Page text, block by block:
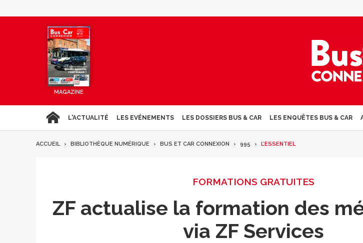
MAGAZINE
L'ACTUALITÉ LES EVÉNEMENTS LES DOSSIERS BUS & CAR LES ENQUÊTES BUS & CAR
ACCUEIL BIBLIOTHÈQUE NUMÉRIQUE BUS ET CAR CONNEXION 995 L’ESSENTIEL
FORMATIONS GRATUITES
ZF actualise la formation des
via ZF Services